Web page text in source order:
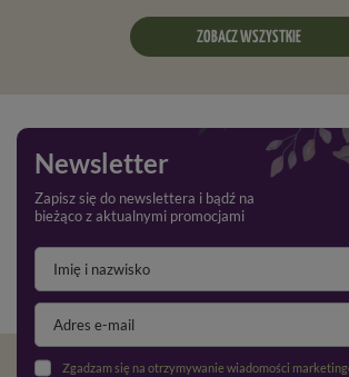
ZOBACZ WSZYSTKIE
Newsletter
Zapisz się do newslettera i bądź na
bieżąco z aktualnymi promocjami
Zgadzam się na otrzymywanie wiadomości marketingowych na podany adres e-mail oraz